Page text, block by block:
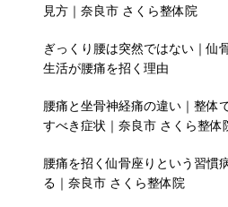
見方｜奈良市 さくら整体院
ぎっくり腰は突然ではない｜仙
生活が腰痛を招く理由
腰痛と坐骨神経痛の違い｜整体
すべき症状｜奈良市 さくら整体
腰痛を招く仙骨座りという習慣
る｜奈良市 さくら整体院